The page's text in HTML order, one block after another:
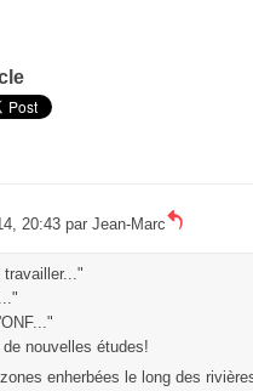
20:43 par Jean-Marc
nouvelles études!
enherbées le long des